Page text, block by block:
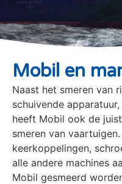
Mobil en
Naast het smeren van
schuivende
heeft Mobil ook de
smeren van
keerkoppelingen,
alle andere machines
Mobil gesmeerd